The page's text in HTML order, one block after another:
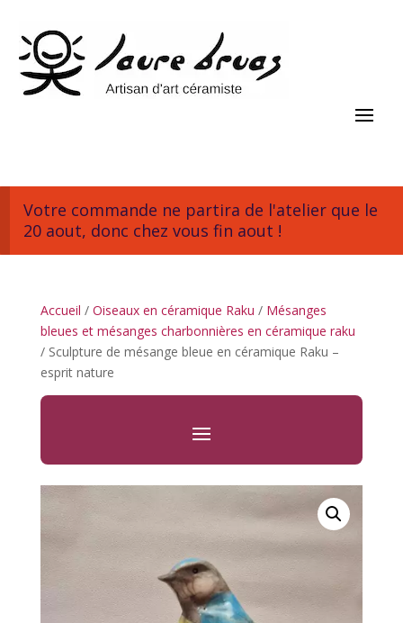
Votre commande ne partira de l'atelier que le
20 aout, donc chez vous fin aout !
Accueil / Oiseaux en céramique Raku / Mésanges
bleues et mésanges charbonnières en céramique raku
/ Sculpture de mésange bleue en céramique Raku –
esprit nature